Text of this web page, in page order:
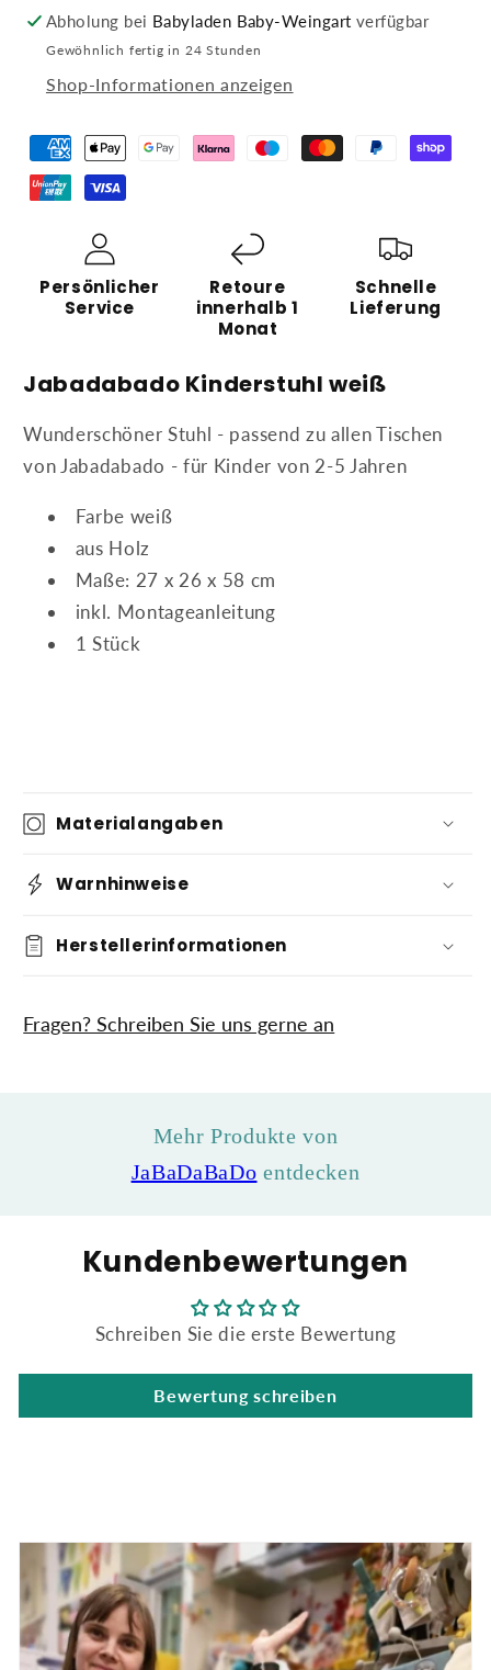
Häschen
weiß
Häschen
weiß
Abholung bei Babyladen Baby-Weingart verfügbar
Gewöhnlich fertig in 24 Stunden
Shop-Informationen anzeigen
Zahlungsmethoden
Persönlicher
Service
Retoure
innerhalb 1
Monat
Schnelle
Lieferung
Jabadabado Kinderstuhl weiß
Wunderschöner Stuhl - passend zu allen Tischen
von Jabadabado - für Kinder von 2-5 Jahren
Farbe weiß
aus Holz
Maße: 27 x 26 x 58 cm
inkl. Montageanleitung
1 Stück
Materialangaben
Warnhinweise
Herstellerinformationen
Fragen? Schreiben Sie uns gerne an
Mehr Produkte von
JaBaDaBaDo entdecken
Kundenbewertungen
Schreiben Sie die erste Bewertung
Bewertung schreiben